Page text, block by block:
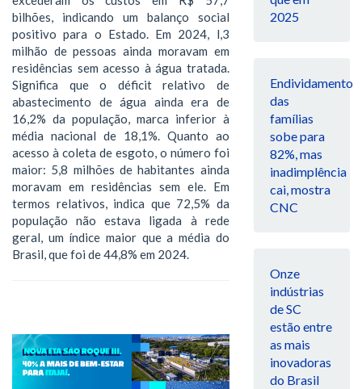
bilhões, indicando um balanço social
positivo para o Estado. Em 2024, l,3
milhão de pessoas ainda moravam em
residências sem acesso à água tratada.
Significa que o déficit relativo de
abastecimento de água ainda era de
16,2% da população, marca inferior à
média nacional de 18,1%. Quanto ao
acesso à coleta de esgoto, o número foi
maior: 5,8 milhões de habitantes ainda
moravam em residências sem ele. Em
termos relativos, indica que 72,5% da
população não estava ligada à rede
geral, um índice maior que a média do
Brasil, que foi de 44,8% em 2024.
2025
Endividamento
das
famílias
sobe para
82%, mas
inadimplência
cai, mostra
CNC
Onze
indústrias
de SC
estão entre
as mais
inovadoras
do Brasil